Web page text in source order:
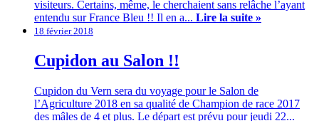
visiteurs. Certains, même, le cherchaient sans relâche l’ayant
entendu sur France Bleu !! Il en a... Lire la suite »
18 février 2018
Cupidon au Salon !!
Cupidon du Vern sera du voyage pour le Salon de
l’Agriculture 2018 en sa qualité de Champion de race 2017
des mâles de 4 et plus. Le départ est prévu pour jeudi 22...